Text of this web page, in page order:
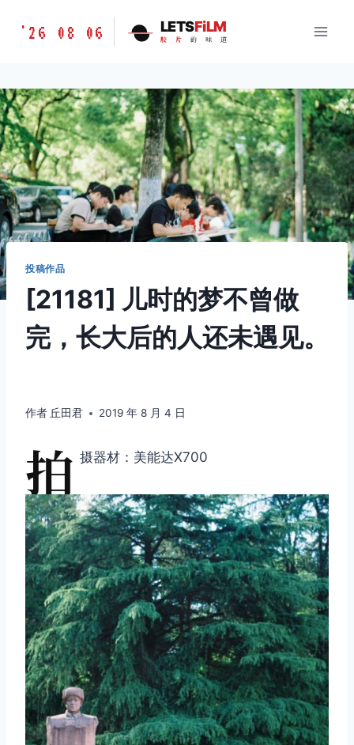
胶
味
道
LETSFILM
'26 08 06 LETSFiLM
胶 片 的 味 道
投稿作品
[21181] 儿时的梦不曾做
完，长大后的人还未遇见。
作者 丘田君 2019 年 8 月 4 日
拍 摄器材：美能达X700